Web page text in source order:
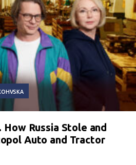
How Russia Stole and
Auto and Tractor